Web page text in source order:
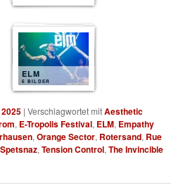
ELM
6 BILDER
|Verschlagwortet mitAesthetic
, E-Tropolis Festival, ELM, Empathy
,Orange Sector, Rotersand, Rue
Spetsnaz,Tension Control,The Invincible